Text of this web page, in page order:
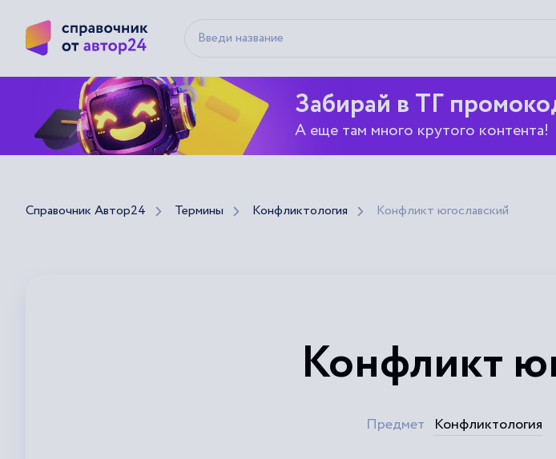
Забирай в ТГ
А еще там много крутого контента!
Справочник Автор24 Термины Конфликтология Конфликт югославский
Конфликт
Предмет Конфликтология